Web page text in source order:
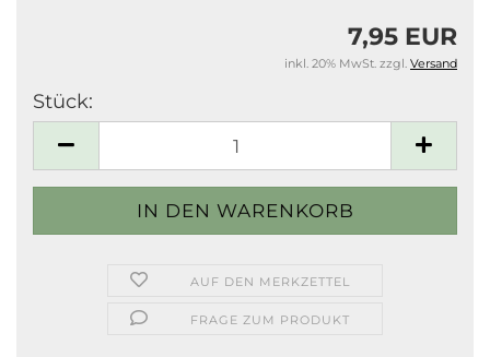
7,95 EUR
inkl. 20% MwSt. zzgl. Versand
Stück:
AUF DEN MERKZETTEL
FRAGE ZUM PRODUKT